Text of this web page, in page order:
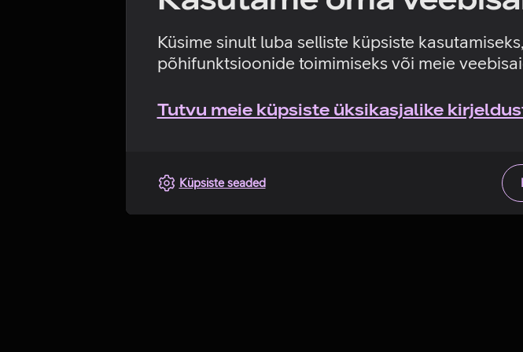
Küsime sinult luba selliste küpsiste
põhifunktsioonide toimimiseks või meie
Tutvu meie küpsiste üksikasjalike
Küpsiste seaded